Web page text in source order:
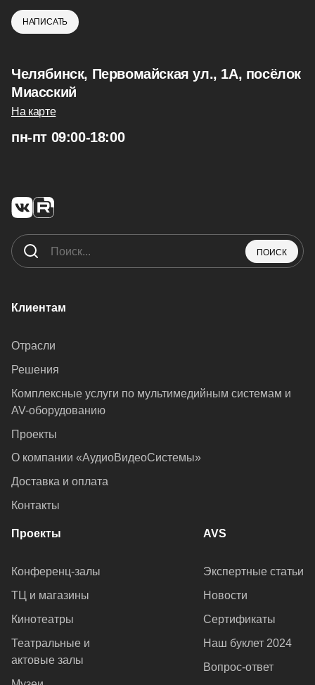
НАПИСАТЬ
Челябинск, Первомайская ул., 1А, посёлок
Миасский
На карте
пн-пт 09:00-18:00
ПОИСК
Клиентам
Отрасли
Решения
Комплексные услуги по мультимедийным системам и
AV-оборудованию
Проекты
О компании «АудиоВидеоСистемы»
Доставка и оплата
Контакты
Проекты
Конференц-залы
ТЦ и магазины
Кинотеатры
Театральные и
актовые залы
AVS
Экспертные статьи
Новости
Сертификаты
Наш буклет 2024
Вопрос-ответ